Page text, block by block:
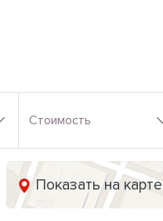
Стоимость
Показать на карте